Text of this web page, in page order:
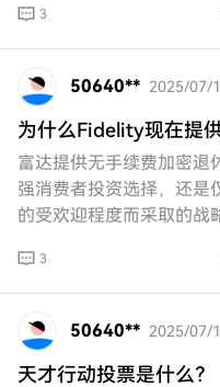
3
50640** 2025/07/
为什么Fidelity现在提
富达提供无手续费加密退
强消费者投资选择，还是
的受欢迎程度而采取的战
3
50640** 2025/07/
天才行动投票是什么？